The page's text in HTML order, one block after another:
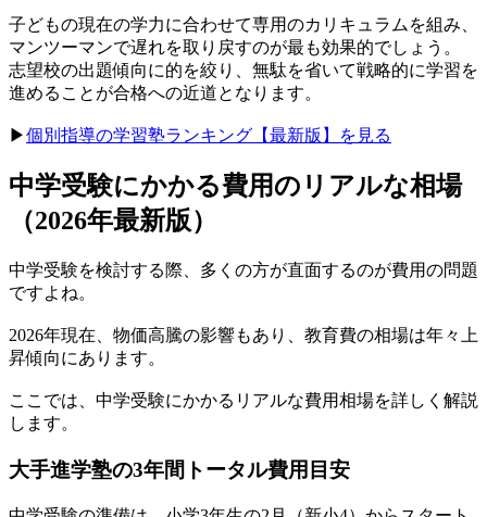
子どもの現在の学力に合わせて専用のカリキュラムを組み、
マンツーマンで遅れを取り戻すのが最も効果的でしょう。
志望校の出題傾向に的を絞り、無駄を省いて戦略的に学習を
進めることが合格への近道となります。
▶︎個別指導の学習塾ランキング【最新版】を見る
中学受験にかかる費用のリアルな相場
（2026年最新版）
中学受験を検討する際、多くの方が直面するのが費用の問題
ですよね。
2026年現在、物価高騰の影響もあり、教育費の相場は年々上
昇傾向にあります。
ここでは、中学受験にかかるリアルな費用相場を詳しく解説
します。
大手進学塾の3年間トータル費用目安